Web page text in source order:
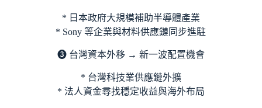
* 日本政府大規模補助半導體產業
* Sony 等企業與材料供應鏈同步進駐
❸ 台灣資本外移 → 新一波配置機會
* 台灣科技業供應鏈外擴
* 法人資金尋找穩定收益與海外布局